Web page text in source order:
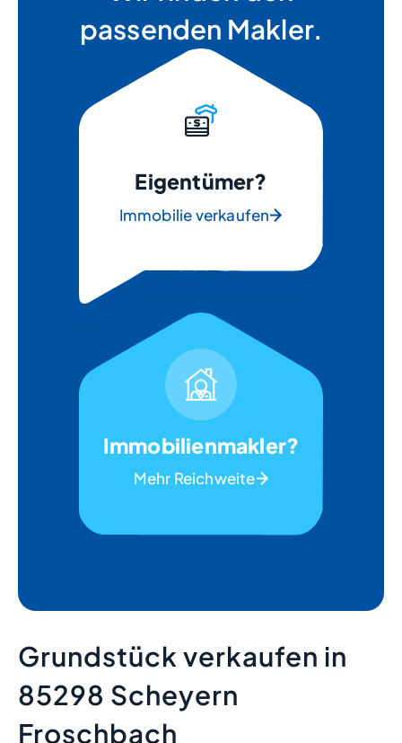
passenden Makler.
Eigentümer?
Immobilie verkaufen
Immobilienmakler?
Mehr Reichweite
Grundstück verkaufen in
85298 Scheyern
Froschbach